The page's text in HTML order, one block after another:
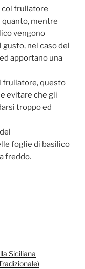
col frullatore
quanto, mentre
vengono
gusto, nel caso del
apportano una
frullatore, questo
evitare che gli
troppo ed
foglie di basilico
freddo.
Siciliana